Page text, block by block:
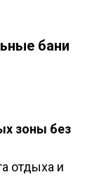
бани
зоны без
отдыха и